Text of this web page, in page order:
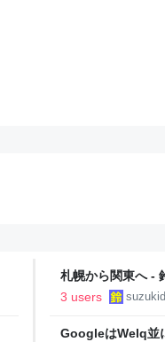
札幌から関東へ -
3 users
GoogleはWelq並